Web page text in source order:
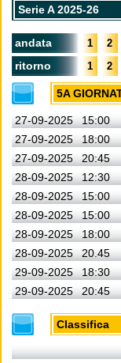
Serie A 2025-26
andata 1 2
ritorno 1 2
5A
27-09-2025 15:00
27-09-2025
18:00
27-09-2025
20:45
28-09-2025
12:30
28-09-2025
15:00
28-09-2025
15:00
28-09-2025
18:00
28-09-2025
20.45
29-09-2025
18:30
29-09-2025
20:45
Classifica